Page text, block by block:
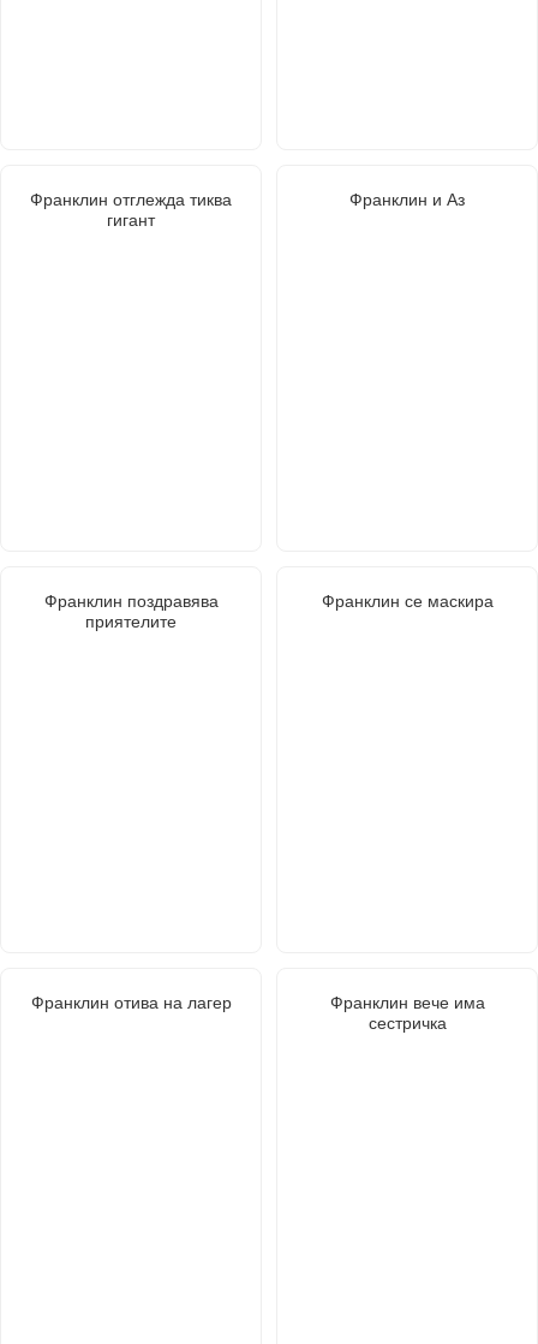
Франклин отглежда тиква
гигант
Франклин и Аз
Франклин поздравява
приятелите
Франклин се маскира
Франклин отива на лагер
Франклин вече има
сестричка